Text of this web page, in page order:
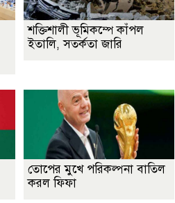
শক্তিশালী ভূমিকম্পে কাঁপল
ইতালি, সতর্কতা জারি
তোপের মুখে পরিকল্পনা বাতিল
করল ফিফা